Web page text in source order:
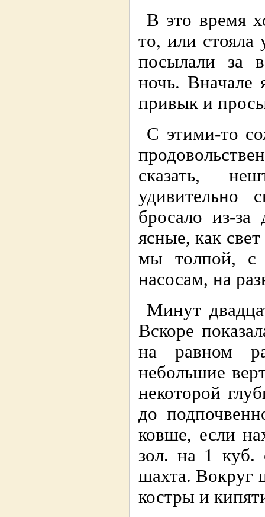
В это время
то, или стояла
посылали за
ночь. Вначале
привык и
С этими-то
сказать,
удивительно
бросало из-за
ясные, как
мы толпой, с
насосам, на
Минут
Вскоре
на равном
небольшие
некоторой
до
ковше, если
зол. на 1 куб.
шахта. Вокруг
костры и